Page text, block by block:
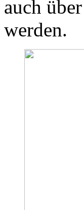
auch
werden.